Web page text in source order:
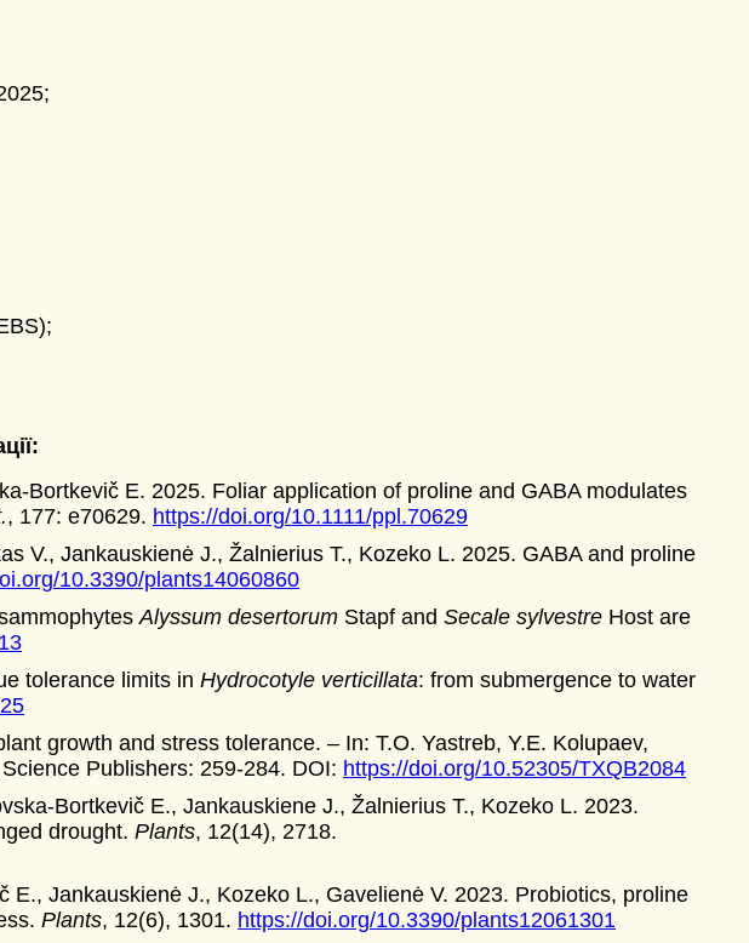
Bortkevič E. 2025. Foliar application of proline and GABA modulates
, 177: e70629. https://doi.org/10.1111/ppl.70629
V., Jankauskienė J., Žalnierius T., Kozeko L. 2025. GABA and proline
10.3390/plants14060860
Alyssum desertorum Stapf and Secale sylvestre Host are
tolerance limits in Hydrocotyle verticillata: from submergence to water
growth and stress tolerance. – In: T.O. Yastreb, Y.E. Kolupaev,
Publishers: 259-284. DOI: https://doi.org/10.52305/TXQB2084
Bortkevič E., Jankauskiene J., Žalnierius T., Kozeko L. 2023.
drought. Plants, 12(14), 2718.
Jankauskienė J., Kozeko L., Gavelienė V. 2023. Probiotics, proline
Plants, 12(6), 1301. https://doi.org/10.3390/plants12061301